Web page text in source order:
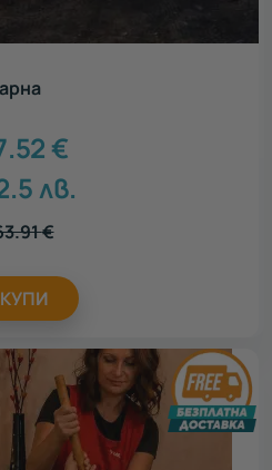
€
лв.
€
КУПИ